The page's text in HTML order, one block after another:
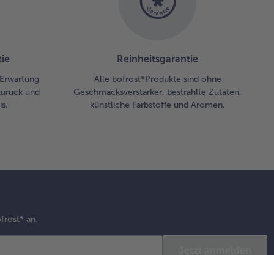
und
Reinheitsgarantie
Alle bofrost*Produkte sind ohne
Geschmacksverstärker, bestrahlte Zutaten,
künstliche Farbstoffe und Aromen.
an.